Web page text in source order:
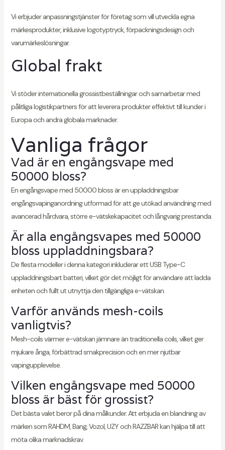
Vi erbjuder anpassningstjänster för företag som vill utveckla egna
märkesprodukter, inklusive logotyptryck, förpackningsdesign och
varumärkeslösningar.
Global frakt
Vi stöder internationella grossistbeställningar och samarbetar med
pålitliga logistikpartners för att leverera produkter effektivt till kunder i
Europa och andra globala marknader.
Vanliga frågor
Vad är en engångsvape med
50000 bloss?
En engångsvape med 50000 bloss är en uppladdningsbar
engångsvapinganordning utformad för att ge utökad användning med
avancerad hårdvara, större e-vätskekapacitet och långvarig prestanda.
Är alla engångsvapes med 50000
bloss uppladdningsbara?
De flesta modeller i denna kategori inkluderar ett USB Type-C
uppladdningsbart batteri, vilket gör det möjligt för användare att ladda
enheten och fullt ut utnyttja den tillgängliga e-vätskan.
Varför används mesh-coils
vanligtvis?
Mesh-coils värmer e-vätskan jämnare än traditionella coils, vilket ger
mjukare ånga, förbättrad smakprecision och en mer njutbar
vapingupplevelse.
Vilken engångsvape med 50000
bloss är bäst för grossist?
Det bästa valet beror på dina målkunder. Att erbjuda en blandning av
märken som RAHDM, Bang, Vozol, UZY och RAZZBAR kan hjälpa till att
möta olika marknadskrav.